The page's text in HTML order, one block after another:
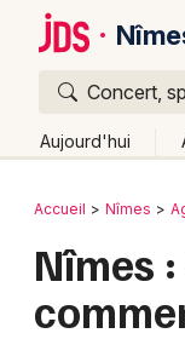
Concert,
Aujourd'hui
Publier un
Bordeaux
Colmar
Retour
Accueil Nîmes
Nîmes
Quoi ?
Où ?
Partout
Près de
Quand ?